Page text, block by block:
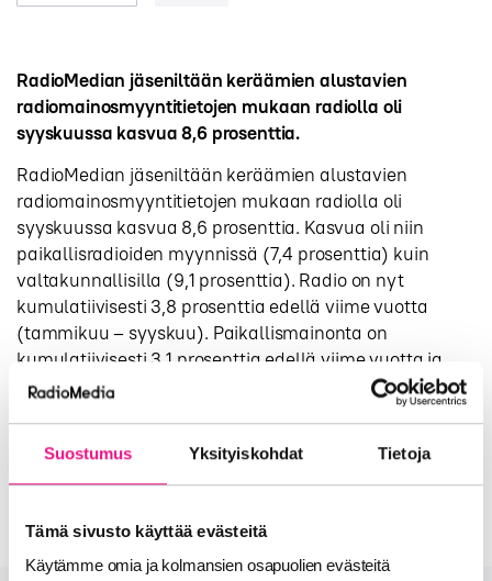
Suostumus Yksityiskohdat Tietoja
Tämä sivusto käyttää evästeitä
Käytämme omia ja kolmansien osapuolien evästeitä
RadioMedian jäseniltään keräämien alustavien
radiomainosmyyntitietojen mukaan radiolla oli
syyskuussa kasvua 8,6 prosenttia.
RadioMedian jäseniltään keräämien alustavien
radiomainosmyyntitietojen mukaan radiolla oli
syyskuussa kasvua 8,6 prosenttia. Kasvua oli niin
paikallisradioiden myynnissä (7,4 prosenttia) kuin
valtakunnallisilla (9,1 prosenttia). Radio on nyt
kumulatiivisesti 3,8 prosenttia edellä viime vuotta
(tammikuu – syyskuu). Paikallismainonta on
kumulatiivisesti 3,1 prosenttia edellä viime vuotta ja
valtakunnallinen neljä prosenttia edellä viime vuotta.
Lopullista tarkistusta TNS Kantarille ilmoitettujen
lukujen kanssa ei ole vielä tehty. Kantarin
mainosbarometri ilmestynee myöhemmin tällä viikolla.